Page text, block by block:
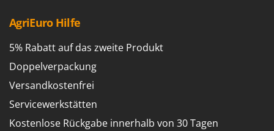
Wiper EcoRobot
Wolf Garten
Wortex
Worx
Y Yard Force
AgriEuro Hilfe
5% Rabatt auf das zweite Produkt
Doppelverpackung
Versandkostenfrei
Servicewerkstätten
Kostenlose Rückgabe innerhalb von 30 Tagen